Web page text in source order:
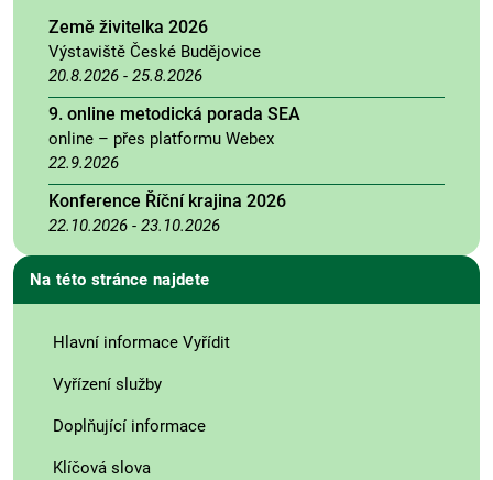
Země živitelka 2026
Výstaviště České Budějovice
20.8.2026 - 25.8.2026
9. online metodická porada SEA
online – přes platformu Webex
22.9.2026
Konference Říční krajina 2026
22.10.2026 - 23.10.2026
Na této stránce najdete
Hlavní informace Vyřídit
Vyřízení služby
Doplňující informace
Klíčová slova